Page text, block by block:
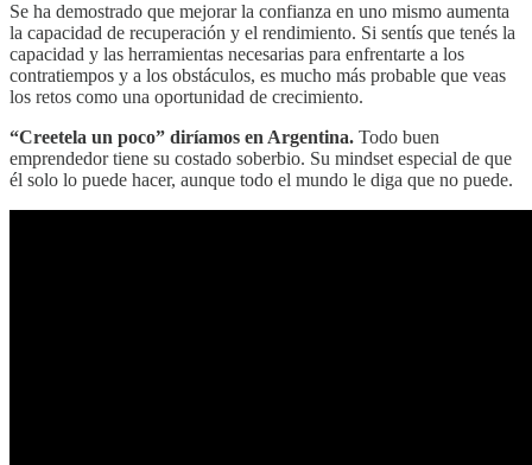
Se ha demostrado que mejorar la confianza en uno mismo aumenta
la capacidad de recuperación y el rendimiento. Si sentís que tenés la
capacidad y las herramientas necesarias para enfrentarte a los
contratiempos y a los obstáculos, es mucho más probable que veas
los retos como una oportunidad de crecimiento.
“Creetela un poco” diríamos en Argentina. Todo buen
emprendedor tiene su costado soberbio. Su mindset especial de que
él solo lo puede hacer, aunque todo el mundo le diga que no puede.